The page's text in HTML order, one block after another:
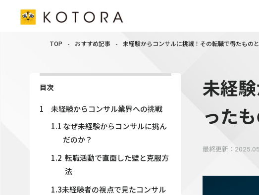
TOP - おすすめ記事 - 未経験からコンサルに挑戦！その転職で得たもの
目次
1
未経験からコンサル業界への挑戦
1.1 なぜ未経験からコンサルに挑ん
だのか？
1.2 転職活動で直面した壁と克服方
法
1.3未経験者の視点で見たコンサル
未経
った
最終更新：